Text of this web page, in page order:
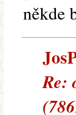
někde
Re: